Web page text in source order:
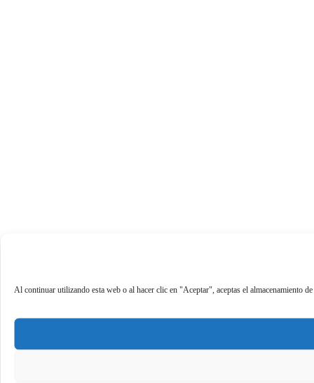
Al continuar utilizando esta web o al hacer clic en "Aceptar", aceptas el almacenamiento